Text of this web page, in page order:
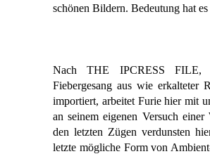
schönen Bildern. Bedeutung hat
Nach THE IPCRESS FILE,
Fiebergesang aus wie erkalteter
importiert, arbeitet Furie hier mit
an seinem eigenen Versuch
den letzten Zügen verdunsten
letzte mögliche Form von